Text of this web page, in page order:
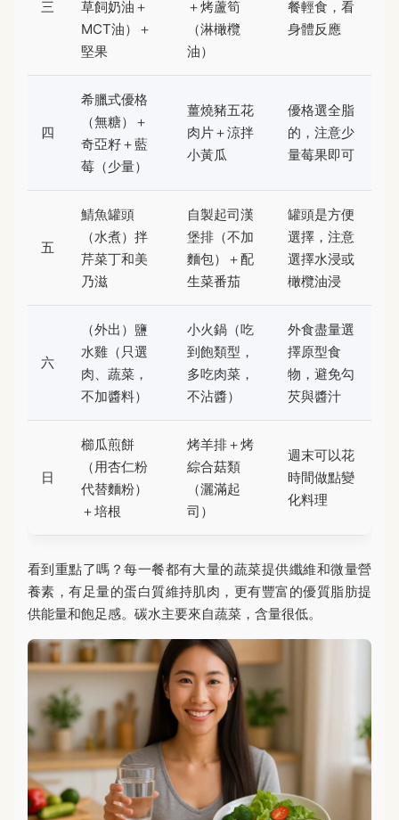
三
草飼奶油＋
MCT油）＋
堅果
＋烤蘆筍
（淋橄欖
油）
餐輕食，看
身體反應
四
希臘式優格
（無糖）＋
奇亞籽＋藍
莓（少量）
薑燒豬五花
肉片＋涼拌
小黃瓜
優格選全脂
的，注意少
量莓果即可
五
鯖魚罐頭
（水煮）拌
芹菜丁和美
乃滋
自製起司漢
堡排（不加
麵包）＋配
生菜番茄
罐頭是方便
選擇，注意
選擇水浸或
橄欖油浸
六
（外出）鹽
水雞（只選
肉、蔬菜，
不加醬料）
小火鍋（吃
到飽類型，
多吃肉菜，
不沾醬）
外食盡量選
擇原型食
物，避免勾
芡與醬汁
日
櫛瓜煎餅
（用杏仁粉
代替麵粉）
＋培根
烤羊排＋烤
綜合菇類
（灑滿起
司）
週末可以花
時間做點變
化料理
看到重點了嗎？每一餐都有大量的蔬菜提供纖維和微量營
養素，有足量的蛋白質維持肌肉，更有豐富的優質脂肪提
供能量和飽足感。碳水主要來自蔬菜，含量很低。